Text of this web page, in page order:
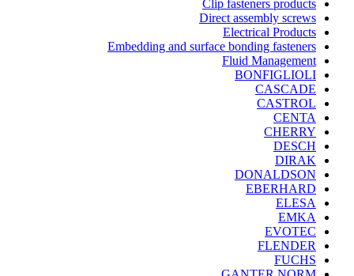
Clip fasteners products
Direct assembly screws
Electrical Products
Embedding and surface bonding fasteners
Fluid Management
BONFIGLIOLI
CASCADE
CASTROL
CENTA
CHERRY
DESCH
DIRAK
DONALDSON
EBERHARD
ELESA
EMKA
EVOTEC
FLENDER
FUCHS